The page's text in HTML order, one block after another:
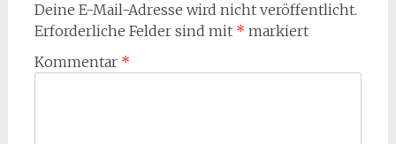
Deine E-Mail-Adresse wird nicht veröffentlicht.
Erforderliche Felder sind mit * markiert
Kommentar *